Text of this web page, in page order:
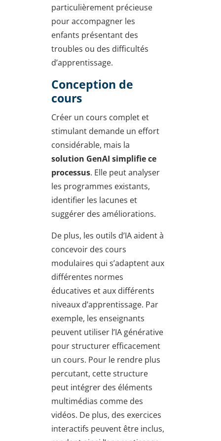
particulièrement précieuse
pour accompagner les
enfants présentant des
troubles ou des difficultés
d’apprentissage.
Conception de
cours
Créer un cours complet et
stimulant demande un effort
considérable, mais la
solution GenAI simplifie ce
processus. Elle peut analyser
les programmes existants,
identifier les lacunes et
suggérer des améliorations.
De plus, les outils d’IA aident à
concevoir des cours
modulaires qui s’adaptent aux
différentes normes
éducatives et aux différents
niveaux d’apprentissage. Par
exemple, les enseignants
peuvent utiliser l’IA générative
pour structurer efficacement
un cours. Pour le rendre plus
percutant, cette structure
peut intégrer des éléments
multimédias comme des
vidéos. De plus, des exercices
interactifs peuvent être inclus,